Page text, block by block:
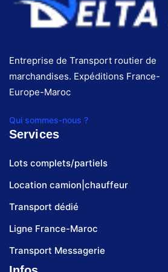
Entreprise de Transport routier de
marchandises. Expéditions France-
Europe-Maroc
Qui sommes-nous ?
Services
Lots complets/partiels
Location camion|chauffeur
Transport dédié
Ligne France-Maroc
Transport Messagerie